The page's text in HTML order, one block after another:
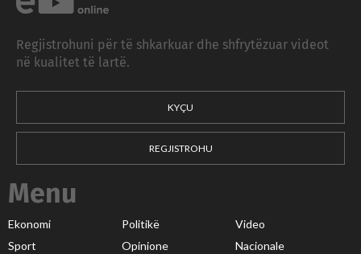
Regjistrohuni për të shkarkuar dhe shfrytëzuar videot
në kualitet të lartë.
KYÇU
REGJISTROHU
Menu
Ekonomi Politikë
Video
Sport
Opinione
Nacionale